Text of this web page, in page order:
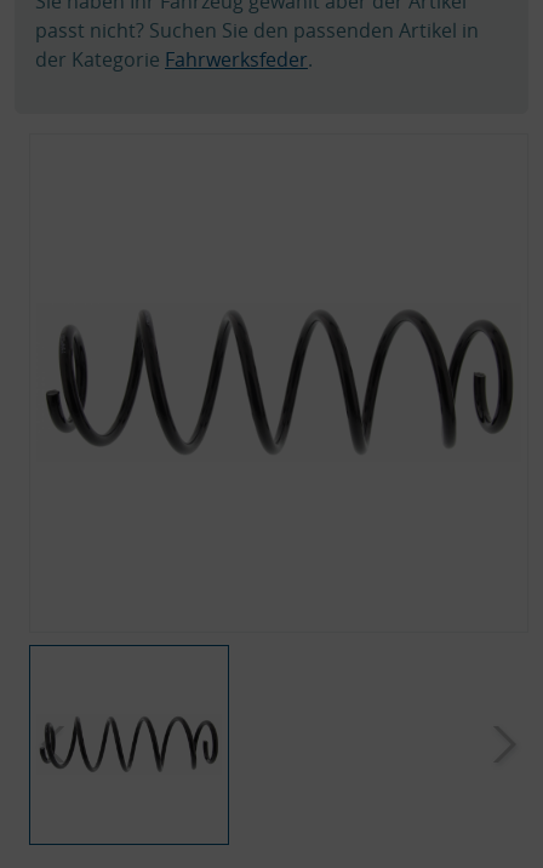
passt nicht? Suchen Sie den passenden Artikel in
der Kategorie Fahrwerksfeder.